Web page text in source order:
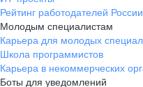
помещение 21
+7 383 207-94-64
pr@nsk.hh.ru
Минск
Рейтинг работодателей России
Молодым специалистам
Карьера для молодых
Школа программистов
Карьера в некоммерческих
Боты для уведомлений